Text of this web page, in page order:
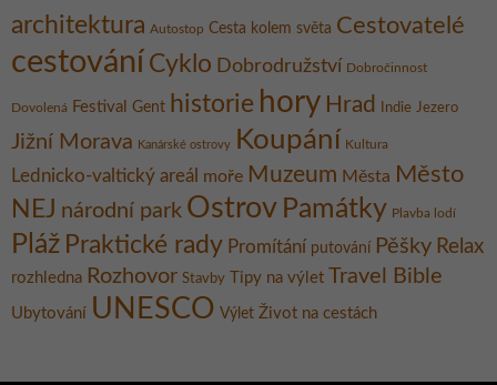
architektura Autostop Cesta kolem světa Cestovatelé
cestování Cyklo Dobrodružství Dobročinnost
Dovolená Festival Gent historie hory Hrad Indie Jezero
Jižní Morava Kanárské ostrovy Koupání Kultura
Lednicko-valtický areál moře Muzeum Města Město
NEJ národní park Ostrov Památky Plavba lodí
Pláž Praktické rady Promítání putování Pěšky Relax
rozhledna Rozhovor Stavby Tipy na výlet Travel Bible
Ubytování UNESCO Výlet Život na cestách